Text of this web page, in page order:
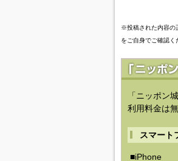
※投稿された内容の
をご自身でご確認く
「ニッポン
利用料金は
スマート
■iPhone